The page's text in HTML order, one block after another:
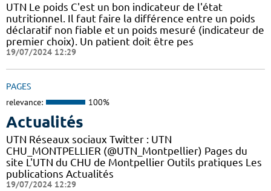
UTN Le poids C'est un bon indicateur de l'état
nutritionnel. Il faut faire la différence entre un poids
déclaratif non fiable et un poids mesuré (indicateur de
premier choix). Un patient doit être pes
19/07/2024 12:29
PAGES
relevance: 100%
Actualités
UTN Réseaux sociaux Twitter : UTN
CHU_MONTPELLIER (@UTN_Montpellier) Pages du
site L'UTN du CHU de Montpellier Outils pratiques Les
publications Actualités
19/07/2024 12:29